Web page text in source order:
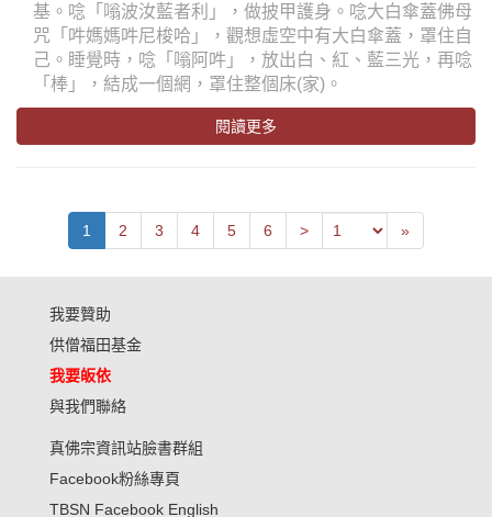
基。唸「嗡波汝藍者利」，做披甲護身。唸大白傘蓋佛母
咒「吽媽媽吽尼梭哈」，觀想虛空中有大白傘蓋，罩住自
己。睡覺時，唸「嗡阿吽」，放出白、紅、藍三光，再唸
「棒」，結成一個網，罩住整個床(家)。
閱讀更多
1 2 3 4 5 6 >Previous »Last
我要贊助
供僧福田基金
我要皈依
與我們聯絡
真佛宗資訊站臉書群組
Facebook粉絲專頁
TBSN Facebook English